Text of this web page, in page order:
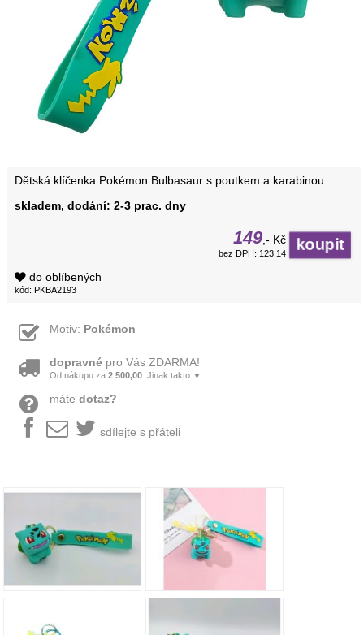
Dětská klíčenka Pokémon Bulbasaur s poutkem a karabinou
skladem, dodání: 2-3 prac. dny
149 ,- Kč
bez DPH: 123,14
do oblíbených
kód: PKBA2193
Motiv: Pokémon
dopravnépro Vás ZDARMA!
Od nákupu za 2 500,00. Jinak takto ▼
máte dotaz?
sdílejte s přáteli